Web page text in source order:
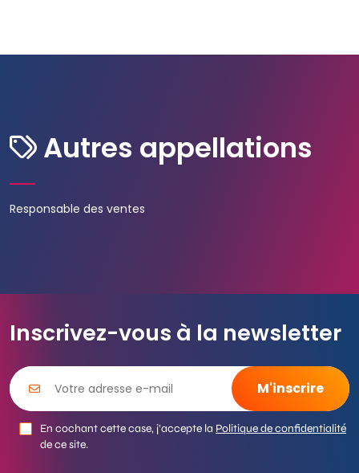
Autres appellations
Responsable des ventes
Inscrivez-vous à la newsletter
En cochant cette case, j’accepte la Politique de confidentialité
de ce site.